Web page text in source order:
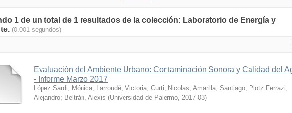
1 de un total de 1 resultados de la colección: Laboratorio de Energía y
(0.001 segundos)
Evaluación del Ambiente Urbano: Contaminación Sonora y Calidad del
- Informe Marzo 2017
López Sardi, Mónica; Larroudé, Victoria; Curti, Nicolas; Amarilla, Santiago; Plotz Ferrazi,
Alejandro; Beltrán, Alexis (Universidad de Palermo, 2017-03)